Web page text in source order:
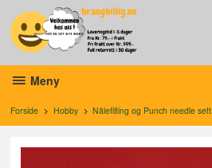
innholdet
Meny
Forside Hobby Nålefilting og Punch needle sett